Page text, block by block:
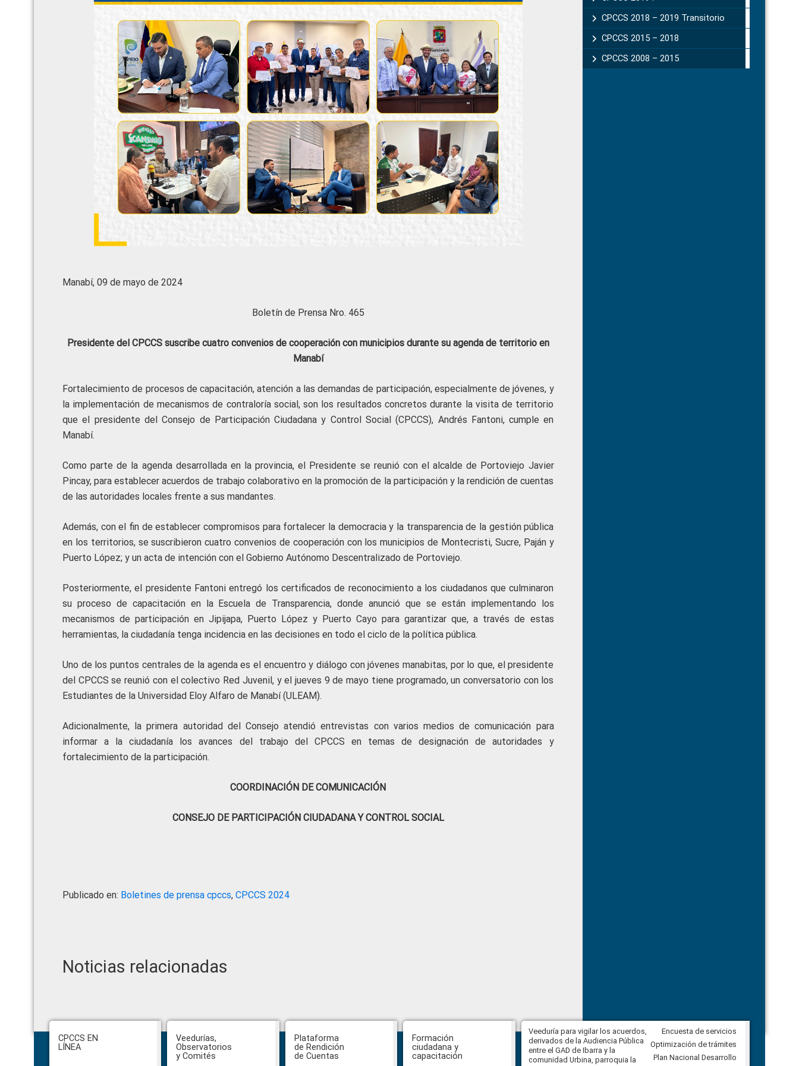
Manabí, 09 de mayo de 2024
Boletín de Prensa Nro. 465
Presidente del CPCCS suscribe cuatro convenios de cooperación con municipios durante su agenda de territorio en
Manabí
Fortalecimiento de procesos de capacitación, atención a las demandas de participación, especialmente de jóvenes, y
la implementación de mecanismos de contraloría social, son los resultados concretos durante la visita de territorio
que el presidente del Consejo de Participación Ciudadana y Control Social (CPCCS), Andrés Fantoni, cumple en
Manabí.
Como parte de la agenda desarrollada en la provincia, el Presidente se reunió con el alcalde de Portoviejo Javier
Pincay, para establecer acuerdos de trabajo colaborativo en la promoción de la participación y la rendición de cuentas
de las autoridades locales frente a sus mandantes.
Además, con el fin de establecer compromisos para fortalecer la democracia y la transparencia de la gestión pública
en los territorios, se suscribieron cuatro convenios de cooperación con los municipios de Montecristi, Sucre, Paján y
Puerto López; y un acta de intención con el Gobierno Autónomo Descentralizado de Portoviejo.
Posteriormente, el presidente Fantoni entregó los certificados de reconocimiento a los ciudadanos que culminaron
su proceso de capacitación en la Escuela de Transparencia, donde anunció que se están implementando los
mecanismos de participación en Jipijapa, Puerto López y Puerto Cayo para garantizar que, a través de estas
herramientas, la ciudadanía tenga incidencia en las decisiones en todo el ciclo de la política pública.
Uno de los puntos centrales de la agenda es el encuentro y diálogo con jóvenes manabitas, por lo que, el presidente
del CPCCS se reunió con el colectivo Red Juvenil, y el jueves 9 de mayo tiene programado, un conversatorio con los
Estudiantes de la Universidad Eloy Alfaro de Manabí (ULEAM).
Adicionalmente, la primera autoridad del Consejo atendió entrevistas con varios medios de comunicación para
informar a la ciudadanía los avances del trabajo del CPCCS en temas de designación de autoridades y
fortalecimiento de la participación.
COORDINACIÓN DE COMUNICACIÓN
CONSEJO DE PARTICIPACIÓN CIUDADANA Y CONTROL SOCIAL
Publicado en: Boletines de prensa cpccs, CPCCS 2024
Noticias relacionadas
CPCCS 2018 – 2019 Transitorio
CPCCS 2015 – 2018
CPCCS 2008 – 2015
Footer
CPCCS EN
LÍNEA
Veedurías,
Observatorios
y Comités
Plataforma
de Rendición
de Cuentas
Formación
ciudadana y
capacitación
Abiertas impugnaciones a los
delegados de la Función Judicial a
la Comisión Ciudadana de
Selección para la designación de
Veeduría para vigilar los acuerdos,
derivados de la Audiencia Pública
entre el GAD de Ibarra y la
comunidad Urbina, parroquia la
CPCCS convoca a Veeduría
Ciudadana para vigilar el concurso
Encuesta de servicios
Optimización de trámites
Plan Nacional Desarrollo